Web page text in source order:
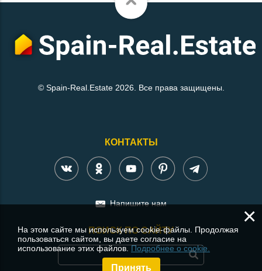
© Spain-Real.Estate 2026. Все права защищены.
КОНТАКТЫ
Напишите нам
ПОИСК ПО САЙТУ
×
На этом сайте мы используем cookie-файлы. Продолжая
пользоваться сайтом, вы даете согласие на
использование этих файлов.Подробнее о cookie.
Принять